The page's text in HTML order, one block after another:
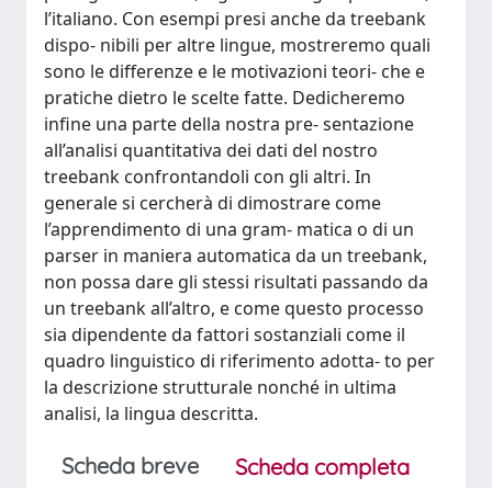
l’italiano. Con esempi presi anche da treebank
dispo- nibili per altre lingue, mostreremo quali
sono le differenze e le motivazioni teori- che e
pratiche dietro le scelte fatte. Dedicheremo
infine una parte della nostra pre- sentazione
all’analisi quantitativa dei dati del nostro
treebank confrontandoli con gli altri. In
generale si cercherà di dimostrare come
l’apprendimento di una gram- matica o di un
parser in maniera automatica da un treebank,
non possa dare gli stessi risultati passando da
un treebank all’altro, e come questo processo
sia dipendente da fattori sostanziali come il
quadro linguistico di riferimento adotta- to per
la descrizione strutturale nonché in ultima
analisi, la lingua descritta.
Scheda breve
Scheda completa